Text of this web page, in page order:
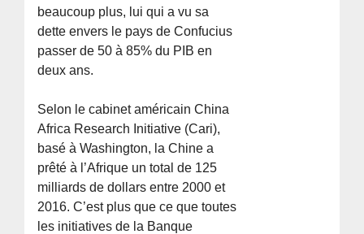
beaucoup plus, lui qui a vu sa
dette envers le pays de Confucius
passer de 50 à 85% du PIB en
deux ans.
Selon le cabinet américain China
Africa Research Initiative (Cari),
basé à Washington, la Chine a
prêté à l’Afrique un total de 125
milliards de dollars entre 2000 et
2016. C’est plus que ce que toutes
les initiatives de la Banque